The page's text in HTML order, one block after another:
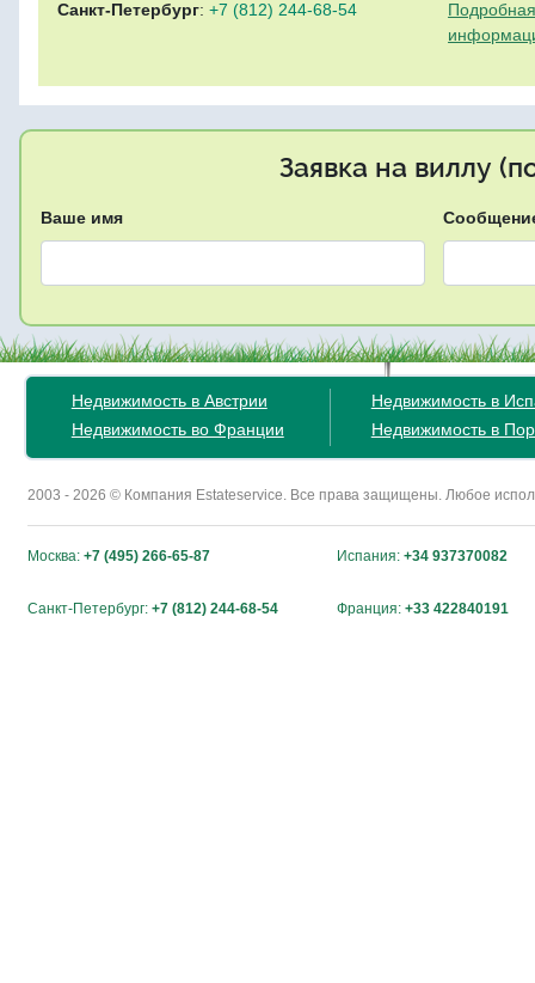
Санкт-Петербург: +7 (812) 244-68-54
Заявка на виллу
Ваше имя
Недвижимость в Австрии
Недвижимость во Франции
Недвижимость в
Недвижимость в
2003 - 2026 © Компания Estateservice. Все права защищены. Любое
Москва: +7 (495) 266-65-87 Испания: +34 937370082
Санкт-Петербург: +7 (812) 244-68-54 Франция: +33 422840191